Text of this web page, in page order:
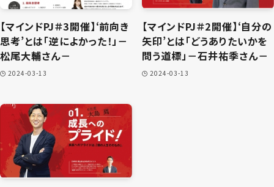
【マインドPJ＃3開催】‘前向き
思考’とは「逆によかった！」－
松尾大輔さん－
2024-03-13
【マインドPJ＃2開催】‘自分の
矢印’とは「どうありたいかを
問う道標」－石井祐季さん－
2024-03-13